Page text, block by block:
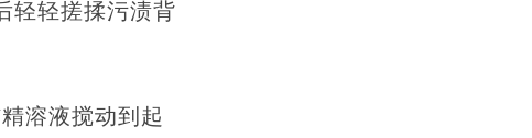
轻轻搓揉污渍背
溶液搅动到起